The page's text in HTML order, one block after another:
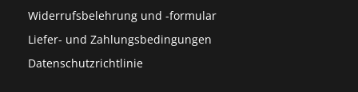
Widerrufsbelehrung und -formular
Liefer- und Zahlungsbedingungen
Datenschutzrichtlinie